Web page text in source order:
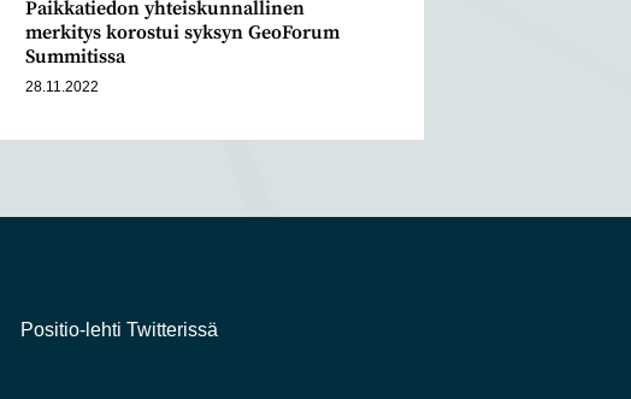
Paikkatiedon yhteiskunnallinen
merkitys korostui syksyn GeoForum
Summitissa
28.11.2022
Positio-lehti Twitterissä